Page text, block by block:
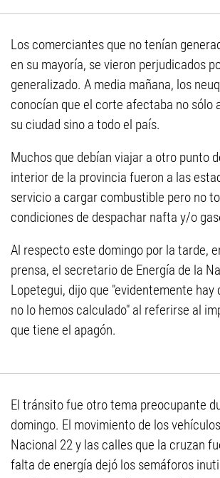
Los comerciantes que no tenían
en su mayoría, se vieron perjudicados
generalizado. A media mañana, los
conocían que el corte afectaba no sólo
su ciudad sino a todo el país.
Muchos que debían viajar a otro punto
interior de la provincia fueron a las
servicio a cargar combustible pero no
condiciones de despachar nafta y/o
Al respecto este domingo por la tarde,
prensa, el secretario de Energía de la
Lopetegui, dijo que "evidentemente hay
no lo hemos calculado" al referirse al
que tiene el apagón.
El tránsito fue otro tema preocupante
domingo. El movimiento de los
Nacional 22 y las calles que la cruzan
falta de energía dejó los semáforos